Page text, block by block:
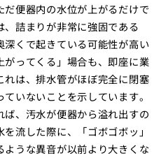
便器内の水位が上がるだけで
詰まりが非常に強固である
くで起きている可能性が高い
ってくる」場合も、即座に業
は、排水管がほぼ完全に閉塞
いないことを示しています。
、汚水が便器から溢れ出すの
流した際に、「ゴボゴボッ」
ような異音が以前より大きくな